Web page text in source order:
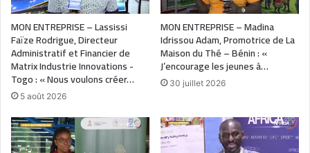
MON ENTREPRISE – Lassissi
Faïze Rodrigue, Directeur
Administratif et Financier de
Matrix Industrie Innovations -
Togo : « Nous voulons créer…
5 août 2026
MON ENTREPRISE – Madina
Idrissou Adam, Promotrice de La
Maison du Thé – Bénin : «
J’encourage les jeunes à…
30 juillet 2026